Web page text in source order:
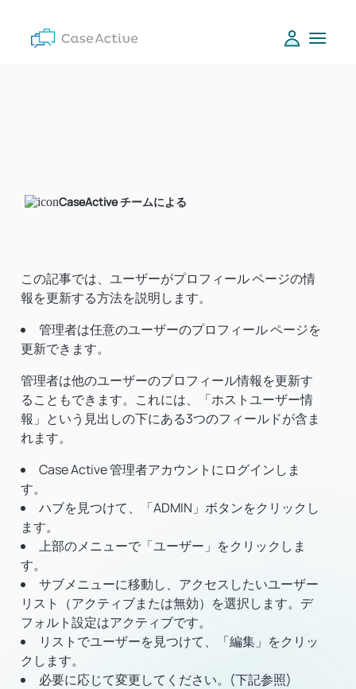
CaseActive チームによる
この記事では、ユーザーがプロフィール ページの情
報を更新する方法を説明します。
管理者は任意のユーザーのプロフィール ページを
更新できます。
管理者は他のユーザーのプロフィール情報を更新す
ることもできます。これには、「ホストユーザー情
報」という見出しの下にある3つのフィールドが含ま
れます。
Case Active 管理者アカウントにログインしま
す。
ハブを見つけて、「ADMIN」ボタンをクリックし
ます。
上部のメニューで「ユーザー」をクリックしま
す。
サブメニューに移動し、アクセスしたいユーザー
リスト（アクティブまたは無効）を選択します。デ
フォルト設定はアクティブです。
リストでユーザーを見つけて、「編集」をクリッ
クします。
必要に応じて変更してください。(下記参照)